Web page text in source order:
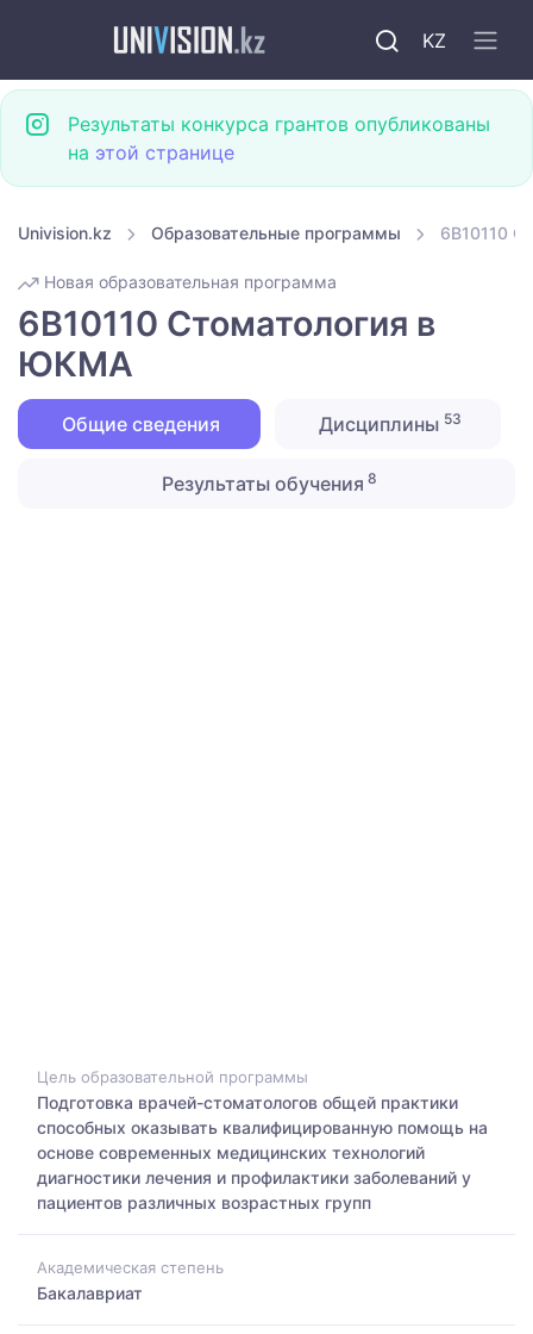
KZ
Результаты конкурса грантов опубликованы
на этой странице
Univision.kz Образовательные программы 6B10110
Новая образовательная программа
6B10110 Стоматология в
ЮКМА
Общие сведения Дисциплины 53
Результаты обучения 8
Цель образовательной программы
Подготовка врачей-стоматологов общей практики
способных оказывать квалифицированную помощь на
основе современных медицинских технологий
диагностики лечения и профилактики заболеваний у
пациентов различных возрастных групп
Академическая степень
Бакалавриат